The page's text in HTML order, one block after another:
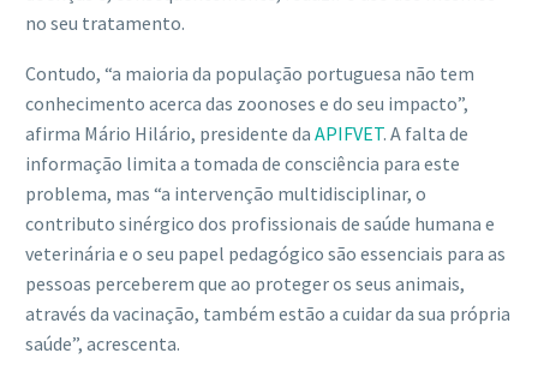
no seu tratamento.
Contudo, “a maioria da população portuguesa não tem
conhecimento acerca das zoonoses e do seu impacto”,
afirma Mário Hilário, presidente da APIFVET. A falta de
informação limita a tomada de consciência para este
problema, mas “a intervenção multidisciplinar, o
contributo sinérgico dos profissionais de saúde humana e
veterinária e o seu papel pedagógico são essenciais para as
pessoas perceberem que ao proteger os seus animais,
através da vacinação, também estão a cuidar da sua própria
saúde”, acrescenta.